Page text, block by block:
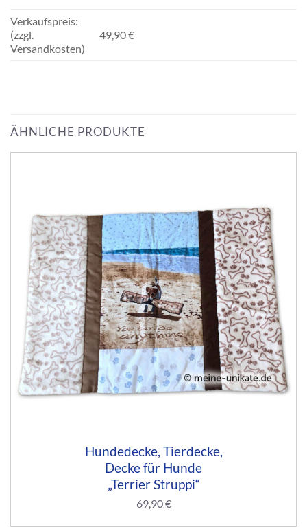
Verkaufspreis:
(zzgl.
Versandkosten)
49,90 €
ÄHNLICHE PRODUKTE
Hundedecke, Tierdecke,
Decke für Hunde
„Terrier Struppi“
69,90€